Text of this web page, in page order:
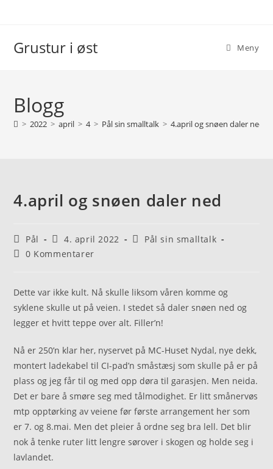
Grustur i øst Meny
Blogg
> 2022 > april > 4 > Pål sin smalltalk > 4.april og snøen daler ned
4.april og snøen daler ned
Pål 4. april 2022
Pål sin smalltalk
0 Kommentarer
Dette var ikke kult. Nå skulle liksom våren komme og
syklene skulle ut på veien. I stedet så daler snøen ned og
legger et hvitt teppe over alt. Filler’n!
Nå er 250’n klar her, nyservet på MC-Huset Nydal, nye dekk,
montert ladekabel til CI-pad’n småstæsj som skulle på er på
plass og jeg får til og med opp døra til garasjen. Men neida.
Det er bare å smøre seg med tålmodighet. Er litt smånervøs
mtp opptørking av veiene før første arrangement her som
er 7. og 8.mai. Men det pleier å ordne seg bra lell. Det blir
nok å tenke ruter litt lengre sørover i skogen og holde seg i
lavlandet.